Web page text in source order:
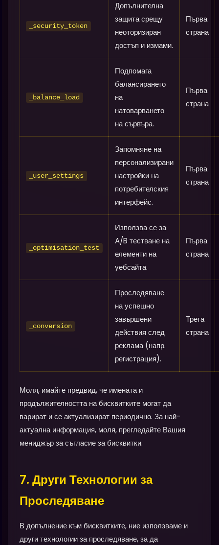
_security_token
Допълнителна
защита срещу
неоторизиран
достъп и измами.
Първа
страна
_balance_load
Подпомага
балансирането
на
натоварването
на сървъра.
Първа
страна
_user_settings
Запомняне на
персонализирани
настройки на
потребителския
интерфейс.
Първа
страна
_optimisation_test
Използва се за
A/B тестване на
елементи на
уебсайта.
Първа
страна
_conversion
Проследяване
на успешно
завършени
действия след
реклама (напр.
регистрация).
Трета
страна
Моля, имайте предвид, че имената и
продължителността на бисквитките могат да
варират и се актуализират периодично. За най-
актуална информация, моля, прегледайте Вашия
мениджър за съгласие за бисквитки.
7. Други Технологии за
Проследяване
В допълнение към бисквитките, ние използваме и
други технологии за проследяване, за да